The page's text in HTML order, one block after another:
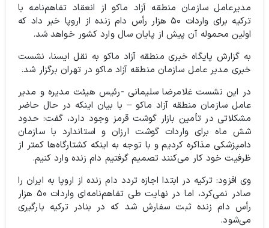
مدیرعامل سازمان منطقه آزاد ماکو از انعقاد تفاهم‌نامه با
ترکیه برای واردات ۵۰ هزار رأس دام زنده از اروپا خبر داد که
اولین محموله آن پیش از پایان سال وارد کشور خواهد شد.
به گزارش پایگاه خبری منطقه آزاد ماکو به نقل ایسنا، نشست
خبری مدیر عامل سازمان منطقه آزاد ماکو در تهران برگزار شد.
در این نشست غلامرضا سلیمانی -رئیس هیئت مدیره و مدیر
عامل سازمان منطقه آزاد ماکو – با بیان اینکه در حال حاضر
مشکلاتی در تأمین بازار گوشت قرمز وجود دارد، گفت: حدود
شش ماه برای واردات گوشت ارزان و استاندارد با سازمان
دامپزشکی مذاکره کردیم و با توجه به اینکه کشتارگاه‌ها کمتر از
ظرفیت خود کار می‌کنند تصمیم گرفتیم دام زنده وارد کنیم.
وی افزود: ترکیه در ابتدا اجازه تردد دام زنده از اروپا به ایران را
صادر نمی‌کرد، اما در نهایت طی تفاهم‌نامه‌ای واردات ۵۰ هزار
رأس دام زنده ثبت سفارش شد که در بنادر ترکیه بارگیری
می‌شود.